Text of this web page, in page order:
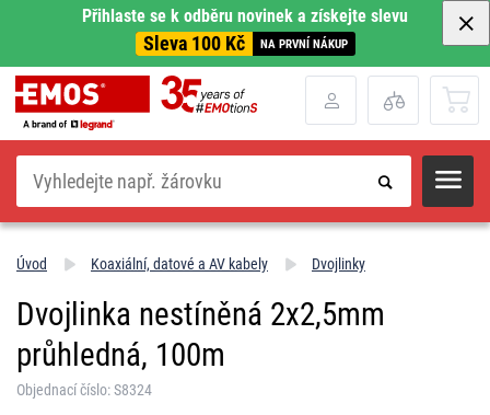
Přihlaste se k odběru novinek a získejte slevu
Sleva 100 Kč NA PRVNÍ NÁKUP
Hledat
Úvod Koaxiální, datové a AV kabely Dvojlinky
Dvojlinka nestíněná 2x2,5mm
průhledná, 100m
Objednací číslo: S8324